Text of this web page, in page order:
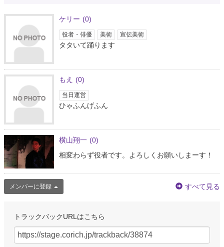
ケリー (0)
役者・俳優 美術 宣伝美術
タタいて踊ります
もえ (0)
当日運営
ひゃふんげふん
横山翔一 (0)
相変わらず役者です。よろしくお願いしまーす！
メンバーに登録 すべて見る
トラックバックURLはこちら